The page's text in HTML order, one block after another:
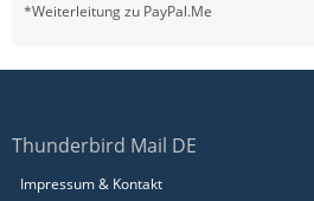
*Weiterleitung zu PayPal.Me
Thunderbird Mail DE
Impressum & Kontakt